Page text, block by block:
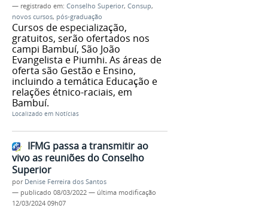
— registrado em: Conselho Superior, Consup,
novos cursos, pós-graduação
Cursos de especialização,
gratuitos, serão ofertados nos
campi Bambuí, São João
Evangelista e Piumhi. As áreas de
oferta são Gestão e Ensino,
incluindo a temática Educação e
relações étnico-raciais, em
Bambuí.
Localizado em Notícias
IFMG passa a transmitir ao
vivo as reuniões do Conselho
Superior
por Denise Ferreira dos Santos
— publicado 08/03/2022 — última modificação
12/03/2024 09h07